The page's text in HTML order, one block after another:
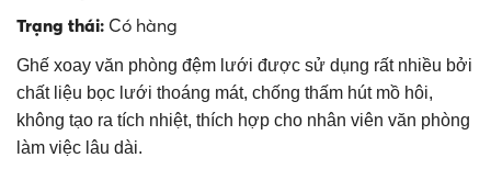
Trạng thái: Có hàng
Ghế xoay văn phòng đệm lưới được sử dụng rất nhiều bởi
chất liệu bọc lưới thoáng mát, chống thấm hút mồ hôi,
không tạo ra tích nhiệt, thích hợp cho nhân viên văn phòng
làm việc lâu dài.